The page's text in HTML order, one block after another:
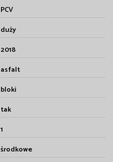
PCV
duży
2018
asfalt
bloki
tak
1
środkowe